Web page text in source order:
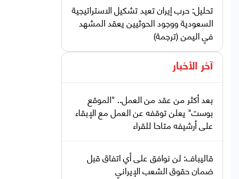
تحليل: حرب إيران تعيد تشكيل الاستراتيجية
السعودية ووجود الحوثيين يعقد المشهد
في اليمن (ترجمة)
آخر الأخبار
بعد أكثر من عقد من العمل.. "الموقع
بوست" يعلن توقفه عن العمل مع الإبقاء
على أرشيفه متاحا للقراء
قاليباف: لن نوافق على أي اتفاق قبل
ضمان حقوق الشعب الإيراني